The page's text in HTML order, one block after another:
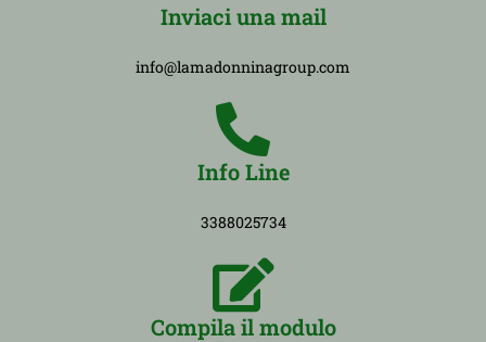
Inviaci una mail
info@lamadonninagroup.com
Info Line
3388025734
Compila il modulo